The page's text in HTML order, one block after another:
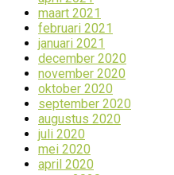
maart 2021
februari 2021
januari 2021
december 2020
november 2020
oktober 2020
september 2020
augustus 2020
juli 2020
mei 2020
april 2020